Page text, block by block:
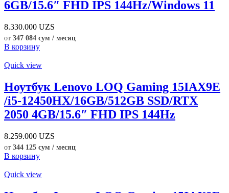
6GB/15.6″ FHD IPS 144Hz/Windows 11
8.330.000 UZS
от 347 084 сум / месяц
В корзину
Quick view
Ноутбук Lenovo LOQ Gaming 15IAX9E
/i5-12450HX/16GB/512GB SSD/RTX
2050 4GB/15.6″ FHD IPS 144Hz
8.259.000 UZS
от 344 125 сум / месяц
В корзину
Quick view